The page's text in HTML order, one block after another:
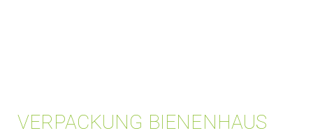
VERPACKUNG BIENENHAUS